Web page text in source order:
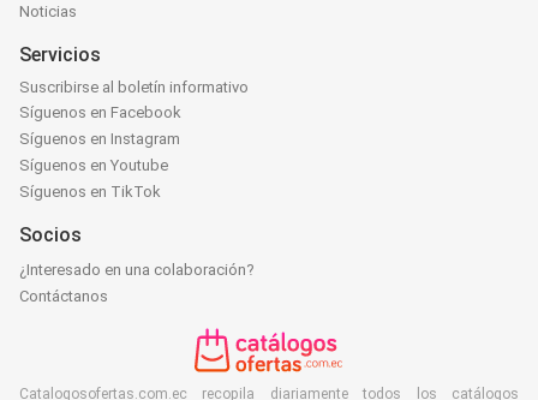
Noticias
Servicios
Suscribirse al boletín informativo
Síguenos en Facebook
Síguenos en Instagram
Síguenos en Youtube
Síguenos en TikTok
Socios
¿Interesado en una colaboración?
Contáctanos
Catalogosofertas.com.ec recopila diariamente todos los catálogos